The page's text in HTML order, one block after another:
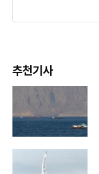
추천기사